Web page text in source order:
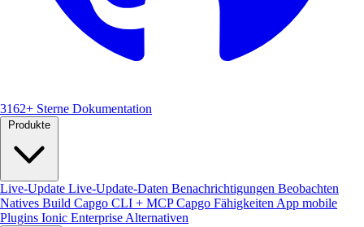
3162+ Sterne Dokumentation
Produkte
Live-Update Live-Update-Daten Benachrichtigungen Beobachten
Natives Build Capgo CLI + MCPCapgo Fähigkeiten App mobile
Plugins Ionic Enterprise Alternativen